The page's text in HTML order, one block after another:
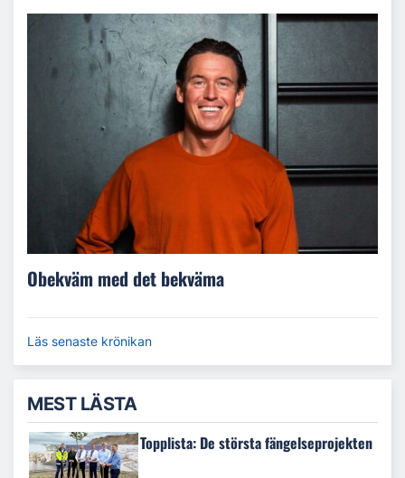
Obekväm med det bekväma
Läs senaste krönikan
MEST LÄSTA
Topplista: De största fängelseprojekten